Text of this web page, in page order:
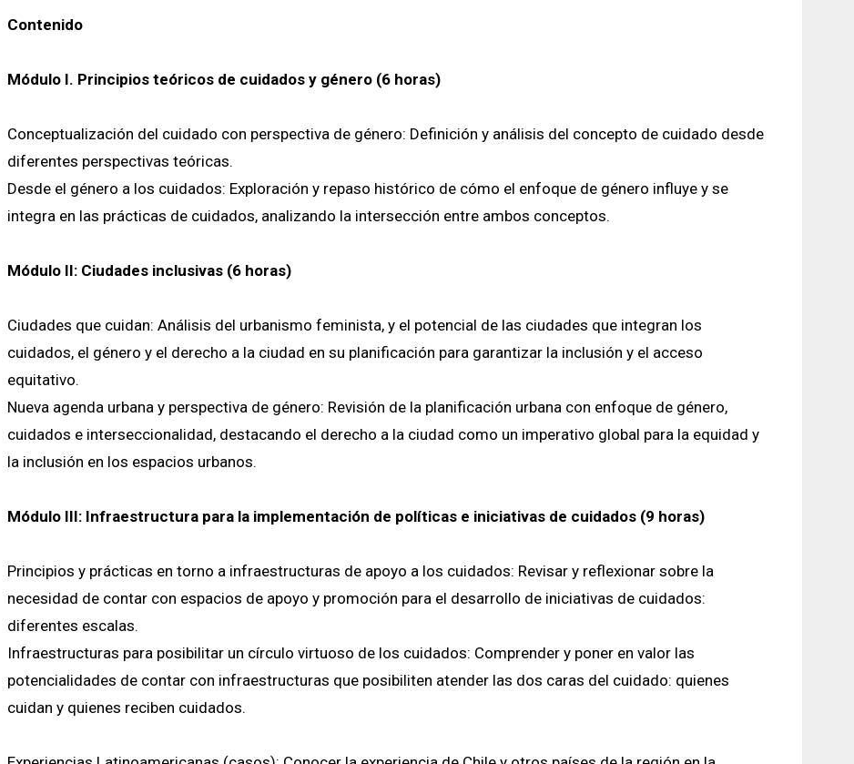
Contenido
Módulo I. Principios teóricos de cuidados y género (6 horas)
Conceptualización del cuidado con perspectiva de género: Definición y análisis del concepto de cuidado desde
diferentes perspectivas teóricas.
Desde el género a los cuidados: Exploración y repaso histórico de cómo el enfoque de género influye y se
integra en las prácticas de cuidados, analizando la intersección entre ambos conceptos.
Módulo II: Ciudades inclusivas (6 horas)
Ciudades que cuidan: Análisis del urbanismo feminista, y el potencial de las ciudades que integran los
cuidados, el género y el derecho a la ciudad en su planificación para garantizar la inclusión y el acceso
equitativo.
Nueva agenda urbana y perspectiva de género: Revisión de la planificación urbana con enfoque de género,
cuidados e interseccionalidad, destacando el derecho a la ciudad como un imperativo global para la equidad y
la inclusión en los espacios urbanos.
Módulo III: Infraestructura para la implementación de políticas e iniciativas de cuidados (9 horas)
Principios y prácticas en torno a infraestructuras de apoyo a los cuidados: Revisar y reflexionar sobre la
necesidad de contar con espacios de apoyo y promoción para el desarrollo de iniciativas de cuidados:
diferentes escalas.
Infraestructuras para posibilitar un círculo virtuoso de los cuidados: Comprender y poner en valor las
potencialidades de contar con infraestructuras que posibiliten atender las dos caras del cuidado: quienes
cuidan y quienes reciben cuidados.